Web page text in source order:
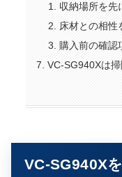
収納場所を先
床材との相性
購入前の確認
VC-SG940Xは
VC-SG940X